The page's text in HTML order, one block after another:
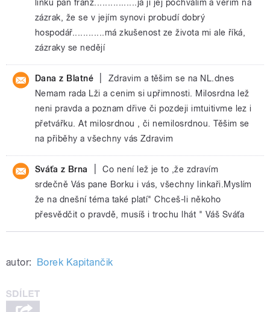
linku pan franz................já jí jej pochválím a věřím na
zázrak, že se v jejím synovi probudí dobrý
hospodář............má zkušenost ze života mi ale říká,
zázraky se nedějí
Dana z Blatné
Zdravim a těšim se na NL.dnes
Nemam rada Lži a cenim si upřimnosti. Milosrdna lež
neni pravda a poznam dřive či pozdeji imtuitivme lez i
přetvářku. At milosrdnou , či nemilosrdnou. Těšim se
na přiběhy a všechny vás Zdravim
Sváťa z Brna
Co není lež je to ,že zdravím
srdečně Vás pane Borku i vás, všechny linkaři.Myslím
že na dnešní téma také platí" Chceš-li někoho
přesvědčit o pravdě, musíš i trochu lhát " Váš Sváťa
autor: Borek Kapitančik